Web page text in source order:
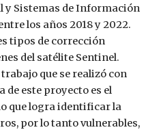
y Sistemas de Información
los años 2018 y 2022.
tipos de corrección
del satélite Sentinel.
que se realizó con
este proyecto es el
que logra identificar la
por lo tanto vulnerables,